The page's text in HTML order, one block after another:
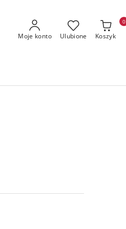
Moje konto Ulubione Koszyk
0